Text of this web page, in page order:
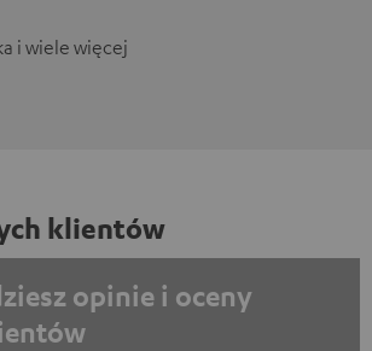
i wiele więcej
klientów
opinie i oceny